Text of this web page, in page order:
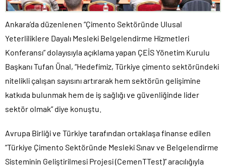
Ankara’da düzenlenen “Çimento Sektöründe Ulusal
Yeterliliklere Dayalı Mesleki Belgelendirme Hizmetleri
Konferansı” dolayısıyla açıklama yapan ÇEİS Yönetim Kurulu
Başkanı Tufan Ünal, “Hedefimiz, Türkiye çimento sektöründeki
nitelikli çalışan sayısını artırarak hem sektörün gelişimine
katkıda bulunmak hem de iş sağlığı ve güvenliğinde lider
sektör olmak” diye konuştu.
Avrupa Birliği ve Türkiye tarafından ortaklaşa finanse edilen
“Türkiye Çimento Sektöründe Mesleki Sınav ve Belgelendirme
Sisteminin Geliştirilmesi Projesi (CemenTTest)” aracılığıyla